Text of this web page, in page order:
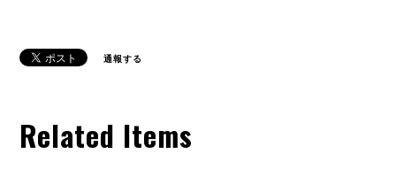
通報する
Related Items